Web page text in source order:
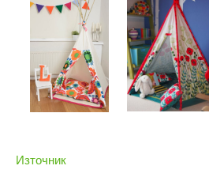
Източник